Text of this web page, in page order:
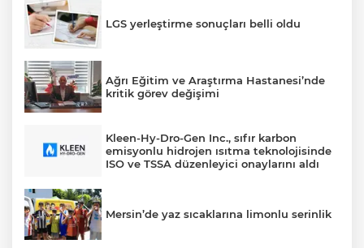
LGS yerleştirme sonuçları belli oldu
Ağrı Eğitim ve Araştırma Hastanesi’nde
kritik görev değişimi
Kleen-Hy-Dro-Gen Inc., sıfır karbon
emisyonlu hidrojen ısıtma teknolojisinde
ISO ve TSSA düzenleyici onaylarını aldı
Mersin’de yaz sıcaklarına limonlu serinlik